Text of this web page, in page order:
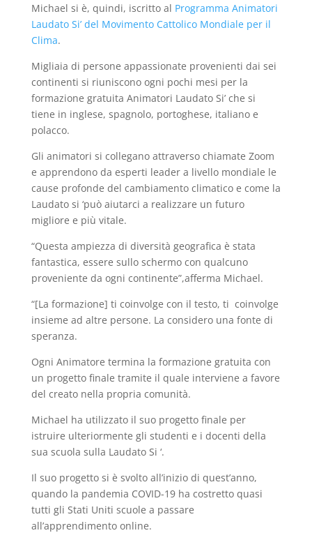
Michael si è, quindi, iscritto al Programma Animatori
Laudato Si’ del Movimento Cattolico Mondiale per il
Clima.
Migliaia di persone appassionate provenienti dai sei
continenti si riuniscono ogni pochi mesi per la
formazione gratuita Animatori Laudato Si’ che si
tiene in inglese, spagnolo, portoghese, italiano e
polacco.
Gli animatori si collegano attraverso chiamate Zoom
e apprendono da esperti leader a livello mondiale le
cause profonde del cambiamento climatico e come la
Laudato si ‘può aiutarci a realizzare un futuro
migliore e più vitale.
“Questa ampiezza di diversità geografica è stata
fantastica, essere sullo schermo con qualcuno
proveniente da ogni continente”,afferma Michael.
“[La formazione] ti coinvolge con il testo, ti coinvolge
insieme ad altre persone. La considero una fonte di
speranza.
Ogni Animatore termina la formazione gratuita con
un progetto finale tramite il quale interviene a favore
del creato nella propria comunità.
Michael ha utilizzato il suo progetto finale per
istruire ulteriormente gli studenti e i docenti della
sua scuola sulla Laudato Si ‘.
Il suo progetto si è svolto all’inizio di quest’anno,
quando la pandemia COVID-19 ha costretto quasi
tutti gli Stati Uniti scuole a passare
all’apprendimento online.